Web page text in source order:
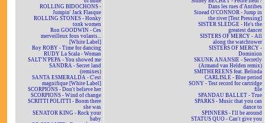
ROLLING BIDOCHONS -
Jumpin' Jack Flasque
ROLLING STONES - Honky
tonk women
Ron GOODWIN - Ces
merveilleux fous volants...
[White Label]
Roy ROBY - Time for dancing
RUDY La Scala - Woman
SALT'N'PEPA - You showed me
SANDRA - Secret land
(remixes)
SANTA ESMERALDA - C'est
magnifique [White Label]
SCORPIONS - Don't believe her
SCORPIONS - Wind of change
SCRITTI POLITTI - Boom there
she was
SENATOR KING - Rock your
baby
Dans les rues d'Antibes
Sinead O'CONNOR - Jump in
the river [Test Pressing]
SISTER SLEDGE - He's the
greatest dancer
SISTERS OF MERCY - All
along the watchtower
SISTERS OF MERCY -
Dominion
SKUNK ANANSIE - Secretly
(Armand van Helden remix)
SMITHEREENS feat. Belinda
CARLISLE - Blue period
SONY - Test record for cartridge
file
SPANDAU BALLET - True
SPARKS - Music that you can
dance to
SPINNERS - I'll be around
STATUS QUO - Can't give you